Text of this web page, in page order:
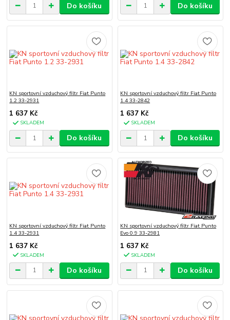
Do košíku Do košíku
KN sportovní vzduchový filtr Fiat Punto
1.2 33-2931
1 637 Kč
SKLADEM
Do košíku
KN sportovní vzduchový filtr Fiat Punto
1.4 33-2842
1 637 Kč
SKLADEM
Do košíku
KN sportovní vzduchový filtr Fiat Punto
1.4 33-2931
1 637 Kč
SKLADEM
Do košíku
KN sportovní vzduchový filtr Fiat Punto
Evo 0.9 33-2981
1 637 Kč
SKLADEM
Do košíku